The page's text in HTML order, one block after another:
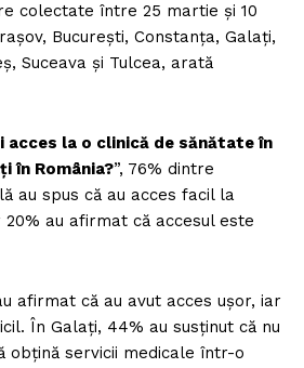
colectate între 25 martie și 10
București, Constanța, Galați,
Suceava și Tulcea, arată
acces la o clinică de sănătate în
în România?”, 76% dintre
au spus că au acces facil la
au afirmat că accesul este
afirmat că au avut acces ușor, iar
În Galați, 44% au susținut că nu
obțină servicii medicale într-o